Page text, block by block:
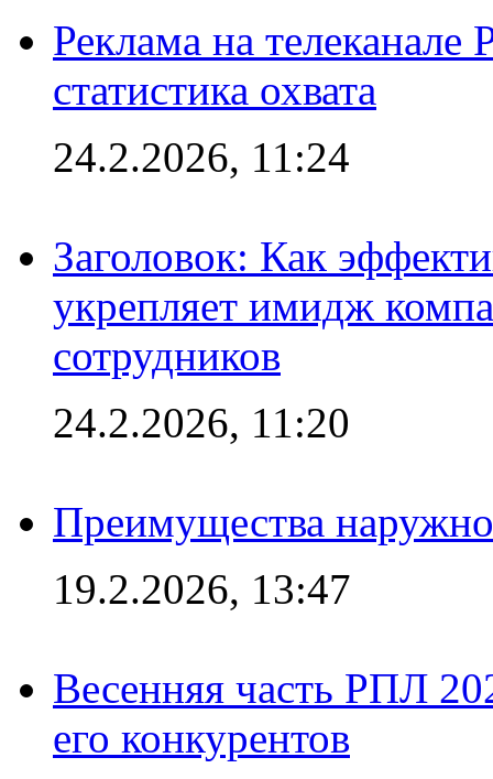
Реклама на
статистика охвата
24.2.2026, 11:24
Заголовок: Как
укрепляет имидж
сотрудников
24.2.2026, 11:20
Преимущества
19.2.2026, 13:47
Весенняя часть РПЛ
его конкурентов